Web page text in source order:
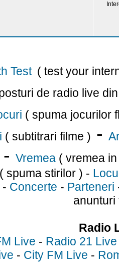
Test ( test your
de radio live
( spuma jocurilor
( subtitrari filme ) -
- Vremea ( vremea
( spuma stirilor ) -
- Concerte - Parteneri
anunturi
Radio
Live - Radio 21 Live
- City FM Live -